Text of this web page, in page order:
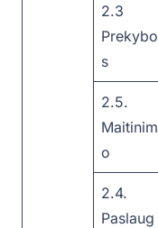
2.3
Prekybo
s
2.5.
Maitinim
o
2.4.
Paslaug